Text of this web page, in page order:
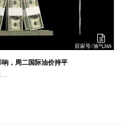
，周二国际油价持平
…